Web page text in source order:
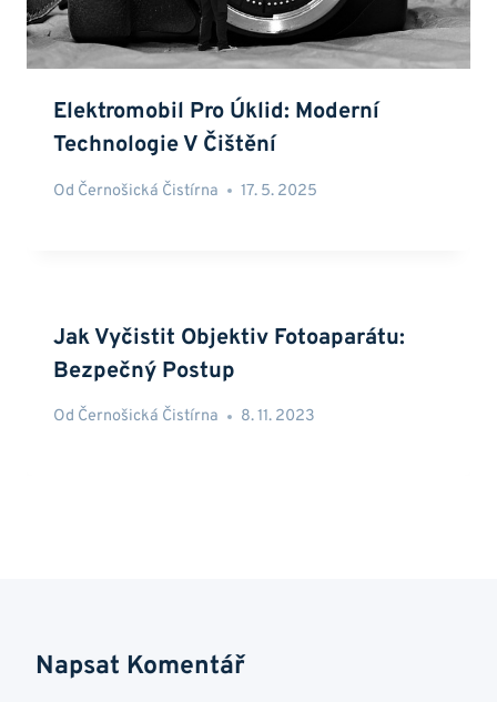
Elektromobil Pro Úklid: Moderní
Technologie V Čištění
Od Černošická Čistírna 17. 5. 2025
Jak Vyčistit Objektiv Fotoaparátu:
Bezpečný Postup
Od Černošická Čistírna 8. 11. 2023
Napsat Komentář